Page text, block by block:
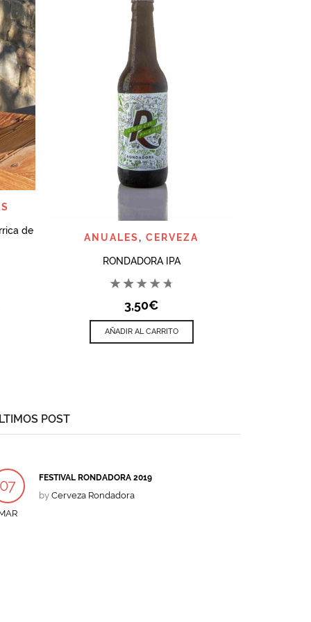
de
QUICK VIEW
ANUALES, CERVEZA
RONDADORA IPA
3,50€
AÑADIR AL CARRITO
POST
07 FESTIVAL RONDADORA 2019
by Cerveza Rondadora